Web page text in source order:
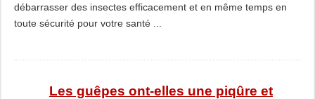
débarrasser des insectes efficacement et en même temps en
toute sécurité pour votre santé ...
Les guêpes ont-elles une piqûre et